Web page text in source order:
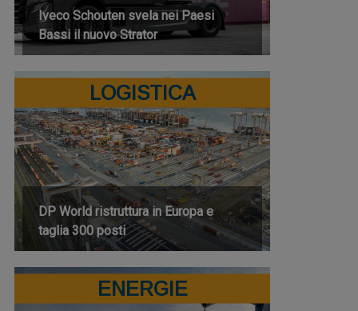
Iveco Schouten svela nei Paesi
Bassi il nuovo Strator
LOGISTICA
DP World ristruttura in Europa e
taglia 300 posti
ENERGIE